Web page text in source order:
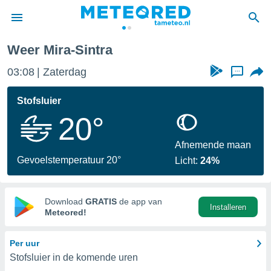
door
verstrekte
hoge
hebt de
voor
op basis
Weer Mira-Sintra
03:08 Zaterdag ...
Stofsluier
20°
Gevoelstemperatuur 20°
Afnemende maan
Licht:24%
Download GRATIS de app van
Meteored!
Installeren
Per uur
Stofsluier in de komende uren